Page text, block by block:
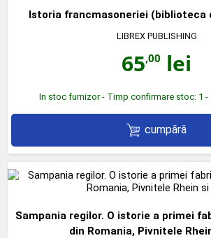
Istoria francmasoneriei (biblioteca
LIBREX PUBLISHING
65,00 lei
In stoc furnizor - Timp confirmare stoc: 1 -
cumpără
Sampania regilor. O istorie a primei
din Romania, Pivnitele